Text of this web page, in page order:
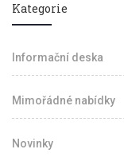
Kategorie
Informační deska
Mimořádné nabídky
Novinky